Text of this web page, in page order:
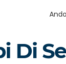
Di